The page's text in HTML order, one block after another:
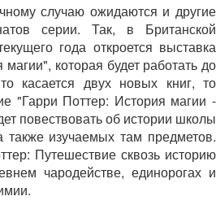
случаю ожидаются и другие
серии. Так, в Британской
года откроется выставка
которая будет работать до
касается двух новых книг, то
"Гарри Поттер: История магии -
повествовать об истории школы
также изучаемых там предметов.
Путешествие сквозь историю
чародействе, единорогах и